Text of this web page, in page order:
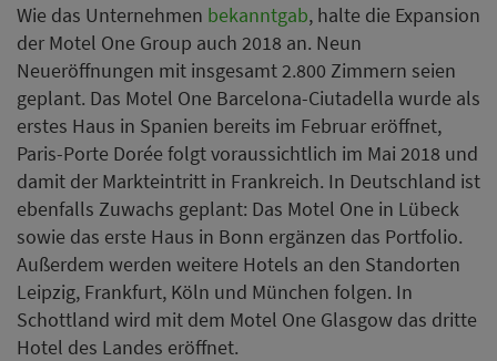
Wie das Unternehmen bekanntgab, halte die Expansion
der Motel One Group auch 2018 an. Neun
Neueröffnungen mit insgesamt 2.800 Zimmern seien
geplant. Das Motel One Barcelona-Ciutadella wurde als
erstes Haus in Spanien bereits im Februar eröffnet,
Paris-Porte Dorée folgt voraussichtlich im Mai 2018 und
damit der Markteintritt in Frankreich. In Deutschland ist
ebenfalls Zuwachs geplant: Das Motel One in Lübeck
sowie das erste Haus in Bonn ergänzen das Portfolio.
Außerdem werden weitere Hotels an den Standorten
Leipzig, Frankfurt, Köln und München folgen. In
Schottland wird mit dem Motel One Glasgow das dritte
Hotel des Landes eröffnet.